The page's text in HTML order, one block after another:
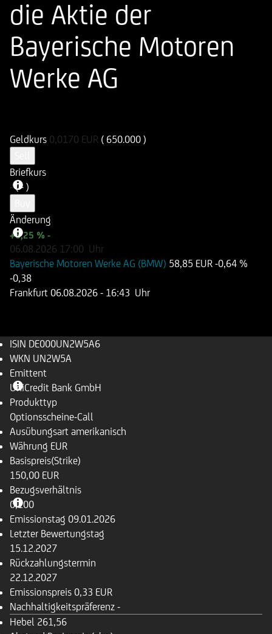
die Aktie der
Bayerische Motoren
Werke AG
Geldkurs 0,0170 EUR ( 650.000 )
Briefkurs
- ( - )
Änderung
+6,25 % -
06.08.2026 17:00 Uhr
Bayerische Motoren Werke AG (BMW) 58,85 EUR -0,64 %
-0,38
Frankfurt 06.08.2026 - 16:43 Uhr
ISIN DE000UN2W5A6
WKN UN2W5A
Emittent
UniCredit Bank GmbH
Produkttyp
Optionsscheine-Call
Ausübungsart amerikanisch
Währung EUR
Basispreis(Strike)
150,00 EUR
Bezugsverhältnis
0,100
Emissionstag 09.01.2026
Letzter Bewertungstag
15.12.2027
Rückzahlungstermin
22.12.2027
Emissionspreis 0,33 EUR
Nachhaltigkeitspräferenz -
Hebel 261,56